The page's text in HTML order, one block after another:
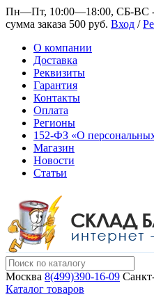
Пн—Пт, 10:00—18:00, СБ-ВС -
сумма заказа 500 руб. Вход /
О компании
Доставка
Реквизиты
Гарантия
Контакты
Оплата
Регионы
152-ФЗ «О
Магазин
Новости
Статьи
Москва 8(499)390-16-09
Каталог товаров